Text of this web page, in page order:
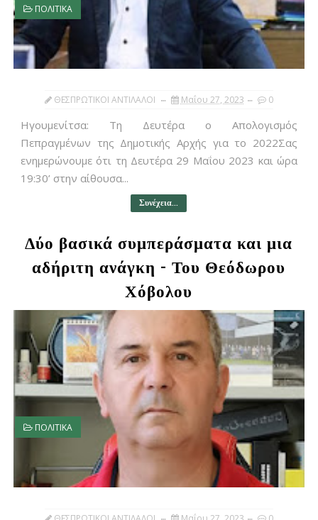
ΠΟΛΙΤΙΚΑ
ΘΕΣΠΡΩΤΙΚΟΙ ΑΝΤΙΛΑΛΟΙ Μαΐου 27, 2023 0
Ηγουμενίτσα: Τη Δευτέρα ο Απολογισμός
Πεπραγμένων της Δημοτικής Αρχής για το 2022Σας
ενημερώνουμε ότι τη Δευτέρα 29 Μαΐου 2023 και ώρα
19:30’ στην αίθουσα...
Συνέχεια...
Δύο βασικά συμπεράσματα και μια
αδήριτη ανάγκη - Του Θεόδωρου
Χόβολου
ΠΟΛΙΤΙΚΑ